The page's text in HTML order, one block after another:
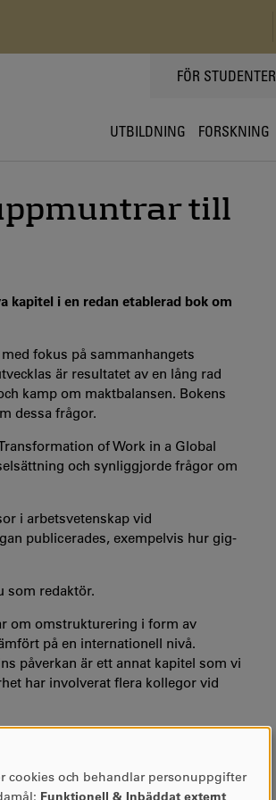
TOPPMENY
FÖR STUDENTER
UTBILDNING FORSKNING
till
kapitel i en redan etablerad bok om
fokus på sammanhangets
är resultatet av en lång rad
kamp om maktbalansen. Bokens
dessa frågor.
of Work in a Global
och synliggjorde frågor om
i arbetsvetenskap vid
publicerades, exempelvis hur gig-
som redaktör.
om omstrukturering i form av
på en internationell nivå.
påverkan är ett annat kapitel som vi
har involverat flera kollegor vid
mängder av teknologi. Robert
av beslut som tas av chefer
cookies och behandlar personuppgifter
Funktionell & Inbäddat externt